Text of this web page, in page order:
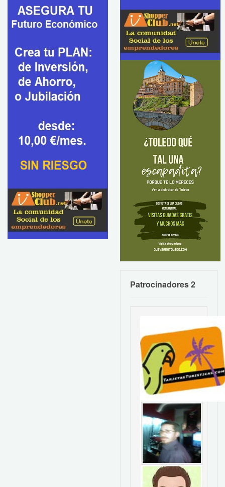
Patrocinadores 2